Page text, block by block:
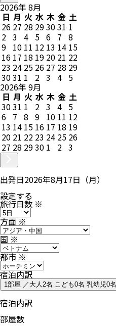
2026年 8月
日 月 火 水 木 金 土
26 27 28 293031 1
2 3 4 5 6 7 8
9 10 11 12 13 14 15
16 17 18 19 20 21 22
23 24 25 26 27 28 29
3031 1 2 3 4 5
2026年 9月
日 月 火 水 木 金 土
3031 1 2 3 4 5
6 7 8 9 10 11 12
13 14 15 16 17 18 19
20 21 22 23 24 25 26
27 28 2930 1 2 3
出発日2026年8月17日（月）
設定する
旅行日数 ※
方面※
国※
都市※
宿泊内訳
1部屋 ／大人2名 こども0名 乳幼児0名
宿泊内訳
部屋数